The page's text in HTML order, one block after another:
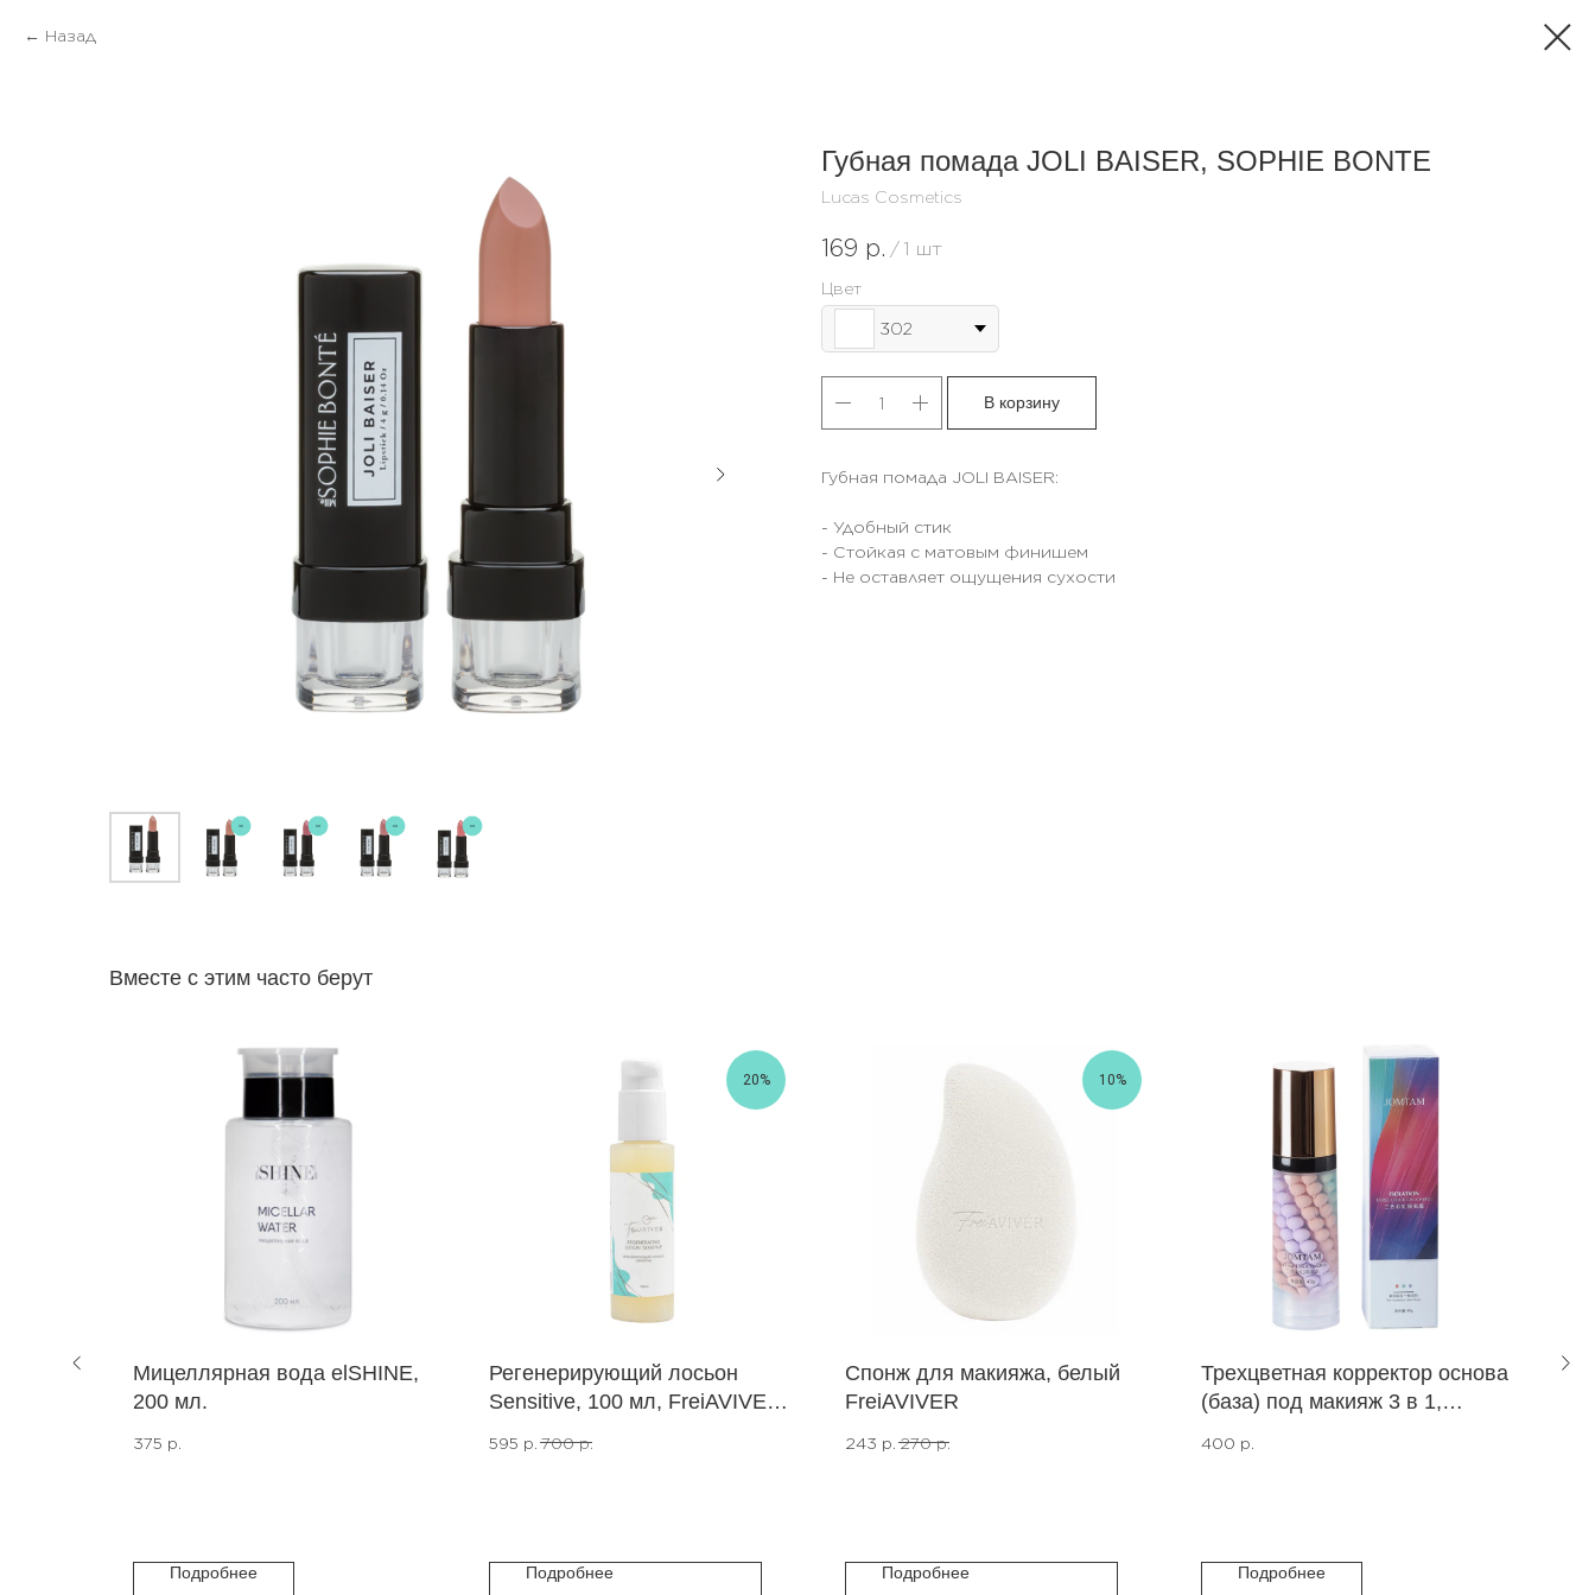
Назад
Губная помада JOLI BAISER, SOPHIE BONTE
Lucas Cosmetics
169 р. / 1 шт
Цвет
302
В корзину
Губная помада JOLI BAISER:
- Удобный стик
- Стойкая с матовым финишем
- Не оставляет ощущения сухости
Вместе с этим часто берут
для
Мицеллярная вода elSHINE,
200 мл.
375 р.
Подробнее
20%
Регенерирующий лосьон
Sensitive, 100 мл, FreiAVIVER.
учитывается к бесплатной
595 р. 700 р.
Подробнее
10%
Спонж для макияжа, белый
FreiAVIVER
243 р. 270 р.
Подробнее
Трехцветная корректор основа
(база) под макияж 3 в 1,
Three Color Grooming, 3 в 1, 40
400 р.
Подробнее